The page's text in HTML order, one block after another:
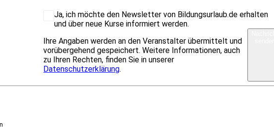
Ja, ich möchte den Newsletter von Bildungsurlaub.de erhalten
und über neue Kurse informiert werden.
Ihre Angaben werden an den Veranstalter übermittelt und
vorübergehend gespeichert. Weitere Informationen, auch
zu Ihren Rechten, finden Sie in unserer
Datenschutzerklärung.